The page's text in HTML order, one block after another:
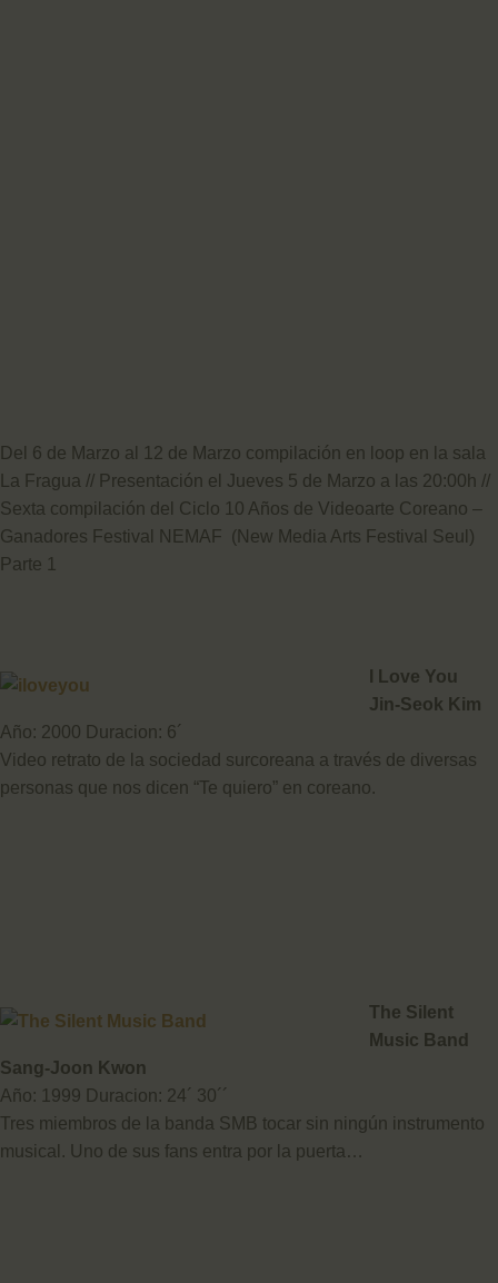
Del 6 de Marzo al 12 de Marzo compilación en loop en la sala
La Fragua // Presentación el Jueves 5 de Marzo a las 20:00h //
Sexta compilación del Ciclo 10 Años de Videoarte Coreano –
Ganadores Festival NEMAF (New Media Arts Festival Seul)
Parte 1
I Love You
Jin-Seok Kim
Año: 2000 Duracion: 6´
Video retrato de la sociedad surcoreana a través de diversas
personas que nos dicen “Te quiero” en coreano.
The Silent
Music Band
Sang-Joon Kwon
Año: 1999 Duracion: 24´ 30´´
Tres miembros de la banda SMB tocar sin ningún instrumento
musical. Uno de sus fans entra por la puerta…